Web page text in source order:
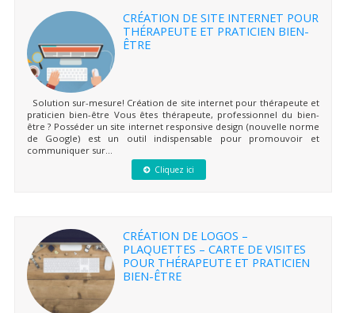
CRÉATION DE SITE INTERNET POUR
THÉRAPEUTE ET PRATICIEN BIEN-
ÊTRE
Solution sur-mesure! Création de site internet pour thérapeute et
praticien bien-être Vous êtes thérapeute, professionnel du bien-
être ? Posséder un site internet responsive design (nouvelle norme
de Google) est un outil indispensable pour promouvoir et
communiquer sur...
Cliquez ici
CRÉATION DE LOGOS –
PLAQUETTES – CARTE DE VISITES
POUR THÉRAPEUTE ET PRATICIEN
BIEN-ÊTRE